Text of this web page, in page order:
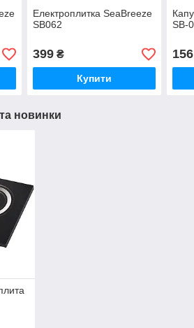
Електроплитка SeaBreeze
SB062
399₴
Купити
SB-
156
новинки